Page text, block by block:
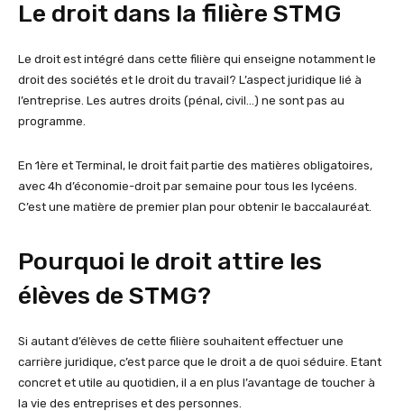
Le droit dans la filière STMG
Le droit est intégré dans cette filière qui enseigne notamment le
droit des sociétés et le droit du travail? L’aspect juridique lié à
l’entreprise. Les autres droits (pénal, civil…) ne sont pas au
programme.
En 1ère et Terminal, le droit fait partie des matières obligatoires,
avec 4h d’économie-droit par semaine pour tous les lycéens.
C’est une matière de premier plan pour obtenir le baccalauréat.
Pourquoi le droit attire les
élèves de STMG?
Si autant d’élèves de cette filière souhaitent effectuer une
carrière juridique, c’est parce que le droit a de quoi séduire. Etant
concret et utile au quotidien, il a en plus l’avantage de toucher à
la vie des entreprises et des personnes.